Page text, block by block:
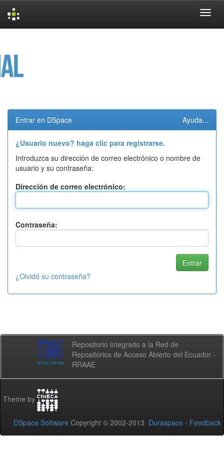
Entrar en DSpace Ayuda...
¿Usuario nuevo? haga clic para registrarse.
Introduzca su dirección de correo electrónico o nombre de
usuario y su contraseña:
Dirección de correo electrónico:
Contraseña:
¿Olvidó su contraseña?
Repositorio integrado a la Red de
Repositorios de Acceso Abierto del Ecuador -
RRAAE
Theme by
DSpace Software Copyright © 2002-2013 Duraspace - Feedback